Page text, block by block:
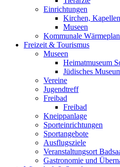
Einrichtungen
Kirchen,
Museen
Kommunale
Freizeit & Tourismus
Museen
Heimatmuseum
Jüdisches
Vereine
Jugendtreff
Freibad
Freibad
Kneippanlage
Sporteinrichtungen
Sportangebote
Ausflugsziele
Veranstaltungsort
Gastronomie und